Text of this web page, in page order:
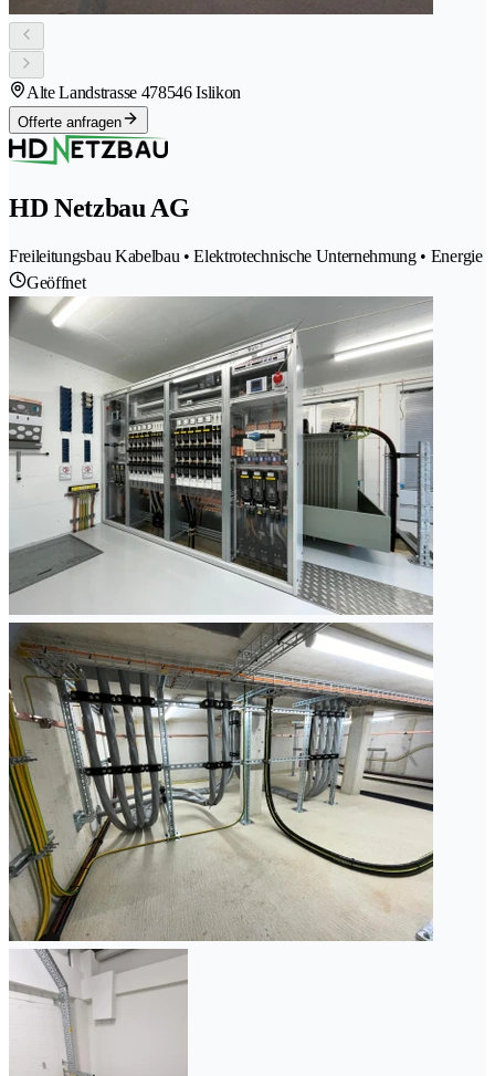
Alte Landstrasse 478546 Islikon
Offerte anfragen
HD Netzbau AG
Freileitungsbau Kabelbau • Elektrotechnische Unternehmung • Energie
Geöffnet